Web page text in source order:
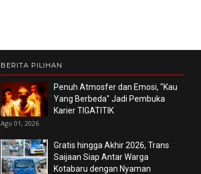
BERITA PILIHAN
Penuh Atmosfer dan Emosi, "Kau
Yang Berbeda" Jadi Pembuka
Karier TIGATITIK
Ago 01, 2026
Gratis hingga Akhir 2026, Trans
Saijaan Siap Antar Warga
Kotabaru dengan Nyaman